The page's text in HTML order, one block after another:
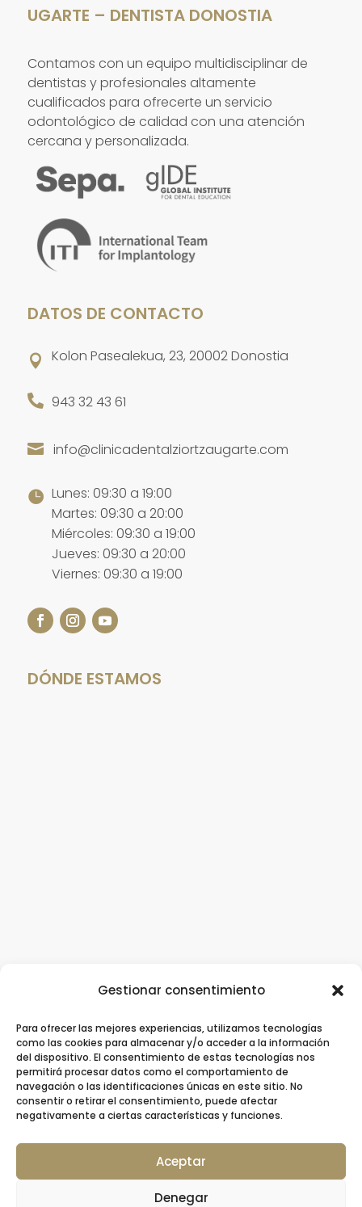
Gestionar consentimiento
Para ofrecer las mejores experiencias, utilizamos tecnologías
como las cookies para almacenar y/o acceder a la información
del dispositivo. El consentimiento de estas tecnologías nos
permitirá procesar datos como el comportamiento de
navegación o las identificaciones únicas en este sitio. No
consentir o retirar el consentimiento, puede afectar
negativamente a ciertas características y funciones.
Aceptar
Denegar
UGARTE – DENTISTA DONOSTIA
Contamos con un equipo multidisciplinar de
dentistas y profesionales altamente
cualificados para ofrecerte un servicio
odontológico de calidad con una atención
cercana y personalizada.
DATOS DE CONTACTO
 Kolon Pasealekua, 23, 20002 Donostia
 943 32 43 61
 info@clinicadentalziortzaugarte.com
 Lunes: 09:30 a 19:00
Martes: 09:30 a 20:00
Miércoles: 09:30 a 19:00
Jueves: 09:30 a 20:00
Viernes: 09:30 a 19:00
DÓNDE ESTAMOS
Clínica Dental Ziortza Ugarte/Implantes
dentales/Ortodoncia/Ortodoncia invisible
/Contacto
© 2026 Clínica Dental Ziortza Ugarte –
Colegiada nº 20001064 por el Colegio de